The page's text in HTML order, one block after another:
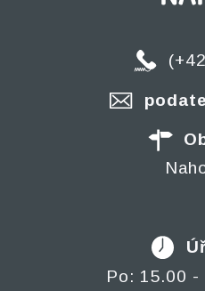
Po: 15.00